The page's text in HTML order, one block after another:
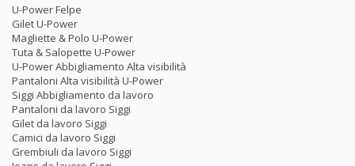
U-Power Felpe
Gilet U-Power
Magliette & Polo U-Power
Tuta & Salopette U-Power
U-Power Abbigliamento Alta visibilità
Pantaloni Alta visibilità U-Power
Siggi Abbigliamento da lavoro
Pantaloni da lavoro Siggi
Gilet da lavoro Siggi
Camici da lavoro Siggi
Grembiuli da lavoro Siggi